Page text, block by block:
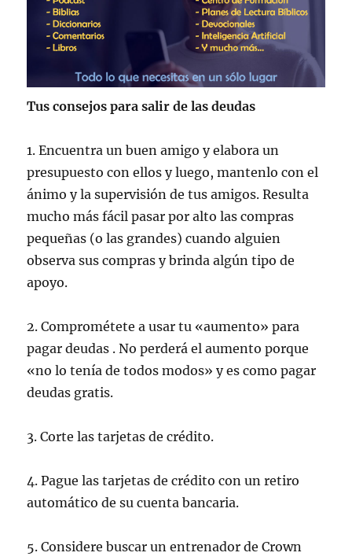
Tus consejos para salir de las deudas
1. Encuentra un buen amigo y elabora un
presupuesto con ellos y luego, mantenlo con el
ánimo y la supervisión de tus amigos. Resulta
mucho más fácil pasar por alto las compras
pequeñas (o las grandes) cuando alguien
observa sus compras y brinda algún tipo de
apoyo.
2. Comprométete ausar tu «aumento» para
pagar deudas . No perderá el aumento porque
«no lo tenía de todos modos» y es como pagar
deudas gratis.
3. Corte las tarjetas de crédito.
4. Pague las tarjetas de crédito con un retiro
automático de sucuenta bancaria.
5. Considere buscar unentrenador de Crown